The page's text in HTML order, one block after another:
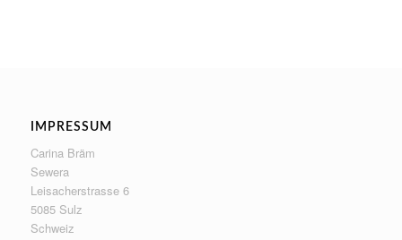
IMPRESSUM
Carina Bräm
Sewera
Leisacherstrasse 6
5085 Sulz
Schweiz